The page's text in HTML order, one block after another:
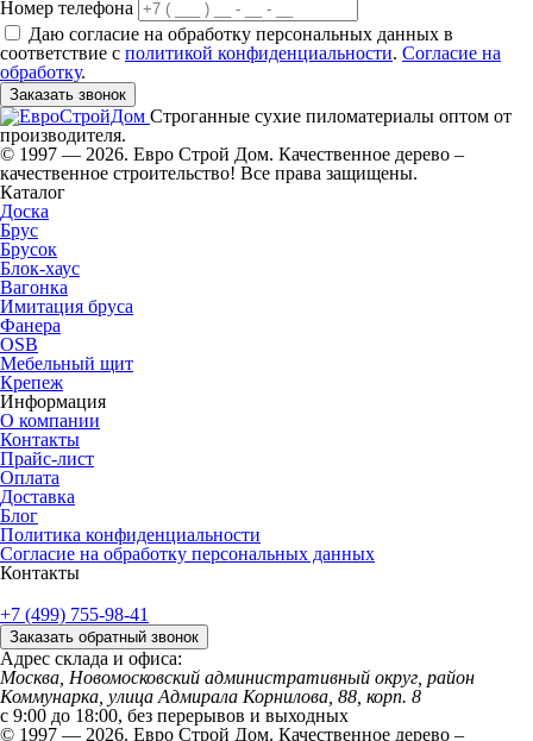
Номер телефона
Даю согласие на обработку персональных данных в
соответствие с политикой конфиденциальности. Согласие на
обработку.
Заказать звонок
Строганные сухие пиломатериалы оптом от
производителя.
© 1997 — 2026. Евро Строй Дом. Качественное дерево –
качественное строительство! Все права защищены.
Каталог
Доска
Брус
Брусок
Блок-хаус
Вагонка
Имитация бруса
Фанера
OSB
Мебельный щит
Крепеж
Информация
О компании
Контакты
Прайс-лист
Оплата
Доставка
Блог
Политика конфиденциальности
Согласие на обработку персональных данных
Контакты
+7 (499) 755-98-41
Заказать обратный звонок
Адрес склада и офиса:
Москва, Новомосковский административный округ, район
Коммунарка, улица Адмирала Корнилова, 88, корп. 8
с 9:00 до 18:00, без перерывов и выходных
© 1997 — 2026. Евро Строй Дом. Качественное дерево –